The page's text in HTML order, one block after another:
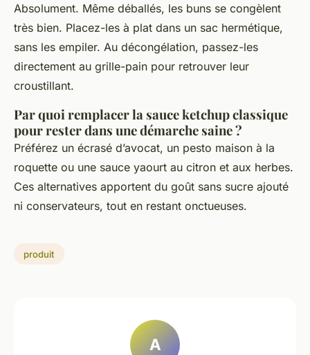
Absolument. Même déballés, les buns se congèlent
très bien. Placez-les à plat dans un sac hermétique,
sans les empiler. Au décongélation, passez-les
directement au grille-pain pour retrouver leur
croustillant.
Par quoi remplacer la sauce ketchup classique
pour rester dans une démarche saine ?
Préférez un écrasé d’avocat, un pesto maison à la
roquette ou une sauce yaourt au citron et aux herbes.
Ces alternatives apportent du goût sans sucre ajouté
ni conservateurs, tout en restant onctueuses.
produit
A